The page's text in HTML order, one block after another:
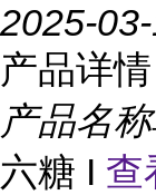
2025-
产品详情
产品名称
六糖 I 查